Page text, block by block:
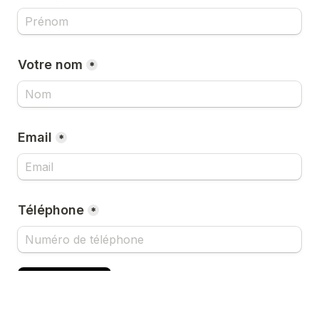
Votre nom *
Email *
Téléphone *